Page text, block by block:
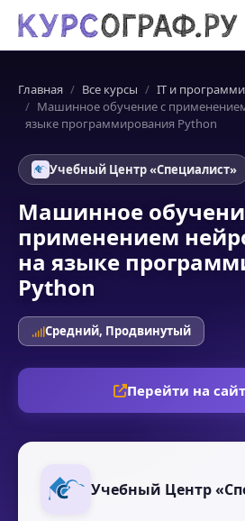
Главная Все курсы
IT и
Машинное обучение с
языке программирования Python
Учебный Центр «Специалист»
Машинное
применением
на языке
Python
Средний, Продвинутый
Перейти на
Учебный Центр